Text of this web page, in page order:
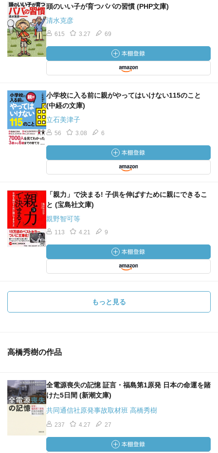
頭のいい子が育つパパの習慣 (PHP文庫)
清水克彦
615 3.27 69
小学校に入る前に親がやってはいけない115のこと
(中経の文庫)
立石美津子
56 3.08 6
「親力」で決まる! 子供を伸ばすために親にできるこ
と (宝島社文庫)
親野智可等
113 4.21 9
もっと見る
高橋秀樹の作品
全電源喪失の記憶 証言・福島第1原発 日本の命運を賭
けた5日間 (新潮文庫)
共同通信社原発事故取材班 高橋秀樹
237 4.27 27